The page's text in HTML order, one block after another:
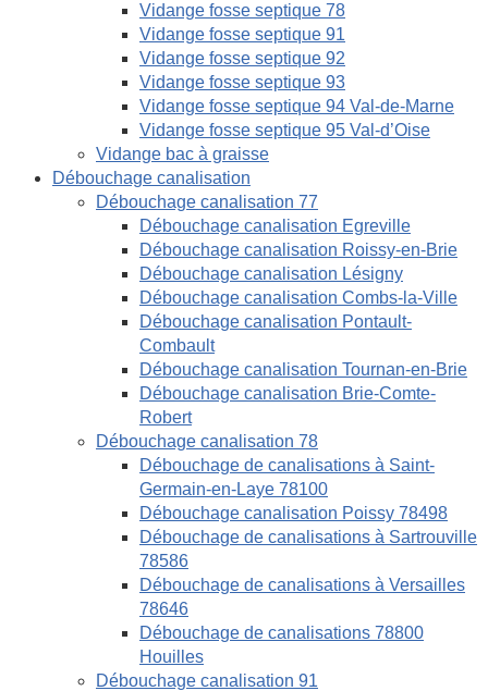
Vidange fosse septique 78
Vidange fosse septique 91
Vidange fosse septique 92
Vidange fosse septique 93
Vidange fosse septique 94 Val-de-Marne
Vidange fosse septique 95 Val-d’Oise
Vidange bac à graisse
Débouchage canalisation
Débouchage canalisation 77
Débouchage canalisation Egreville
Débouchage canalisation Roissy-en-Brie
Débouchage canalisation Lésigny
Débouchage canalisation Combs-la-Ville
Débouchage canalisation Pontault-
Combault
Débouchage canalisation Tournan-en-Brie
Débouchage canalisation Brie-Comte-
Robert
Débouchage canalisation 78
Débouchage de canalisations à Saint-
Germain-en-Laye 78100
Débouchage canalisation Poissy 78498
Débouchage de canalisations à Sartrouville
78586
Débouchage de canalisations à Versailles
78646
Débouchage de canalisations 78800
Houilles
Débouchage canalisation 91